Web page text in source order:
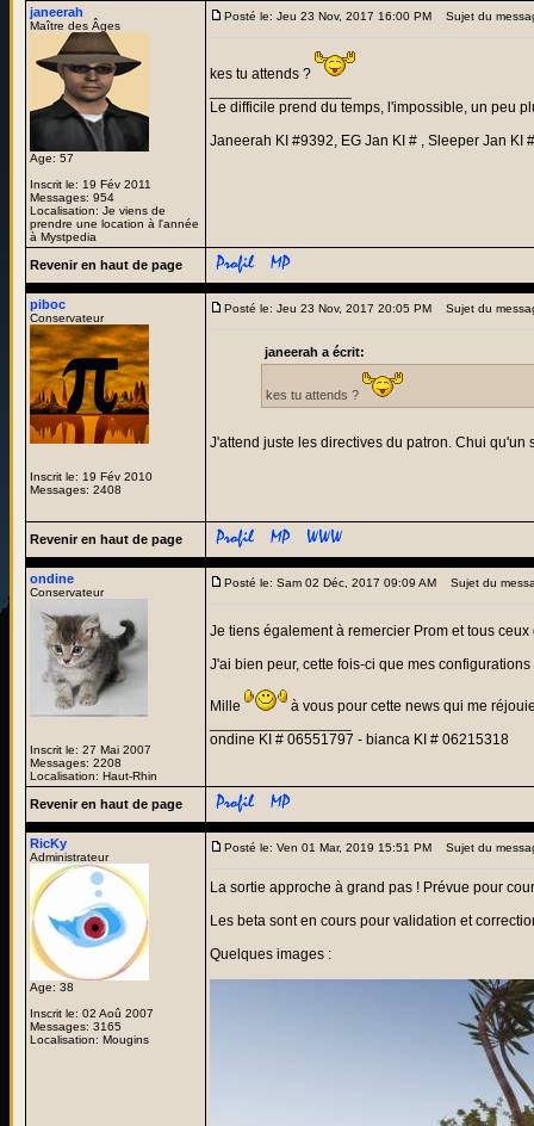
janeerah
Maître des Âges
Age: 57
Inscrit le: 19 Fév 2011
Messages: 954
Localisation: Je viens de
prendre une location à l'année
à Mystpedia
Posté le: Jeu 23 Nov, 2017 16:00 PM Sujet du
kes tu attends ?
Le difficile prend du temps, l'impossible, un peu
Janeerah KI #9392, EG Jan KI # , Sleeper Jan KI #
Revenir en haut de page
piboc
Conservateur
Inscrit le: 19 Fév 2010
Messages: 2408
Posté le: Jeu 23 Nov, 2017 20:05 PM Sujet du
janeerah a écrit:
kes tu attends ?
J'attend juste les directives du patron. Chui
Revenir en haut de page
ondine
Conservateur
Inscrit le: 27 Mai 2007
Messages: 2208
Localisation: Haut-Rhin
Posté le: Sam 02 Déc, 2017 09:09 AM Sujet du
Je tiens également à remercier Prom et tous
J'ai bien peur, cette fois-ci que mes
Mille
à vous pour cette news qui me
ondine KI # 06551797 - bianca KI # 06215318
Revenir en haut de page
RicKy
Administrateur
Age: 38
Inscrit le: 02 Aoû 2007
Messages: 3165
Localisation: Mougins
Posté le: Ven 01 Mar, 2019 15:51 PM Sujet du
La sortie approche à grand pas ! Prévue pour
Les beta sont en cours pour validation et
Quelques images :